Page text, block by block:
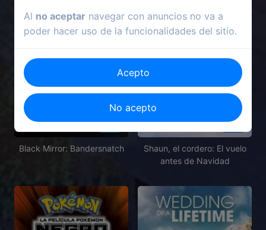
Black Mirror: Bandersnatch
Shaun, el cordero: El vuelo
antes de Navidad
Al no aceptar navegar con anuncios no va a
poder hacer uso de la funcionalidades del sitio.
Acepto
No acepto